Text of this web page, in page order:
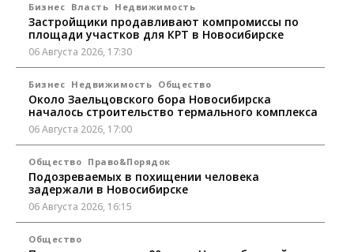
Бизнес Власть Недвижимость
Застройщики продавливают компромиссы по
площади участков для КРТ в Новосибирске
06 Августа 2026, 17:30
Бизнес Недвижимость Общество
Около Заельцовского бора Новосибирска
началось строительство термального комплекса
06 Августа 2026, 17:00
Общество Право&Порядок
Подозреваемых в похищении человека
задержали в Новосибирске
06 Августа 2026, 16:15
Общество